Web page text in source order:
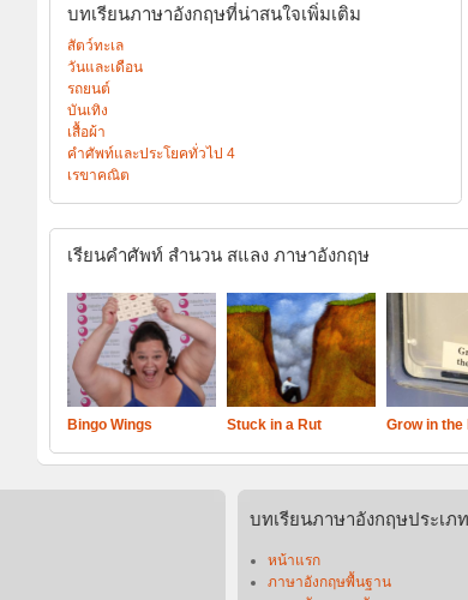
บทเรียนภาษาอังกฤษที่น่าสนใจเพิ่มเติม
สัตว์ทะเล
วันและเดือน
รถยนต์
บันเทิง
เสื้อผ้า
คำศัพท์และประโยคทั่วไป 4
เรขาคณิต
เรียนคำศัพท์ สำนวน สแลง ภาษาอังกฤษ
Bingo Wings Stuck in a Rut Grow in the
บทเรียนภาษาอังกฤษประเภ
หน้าแรก
ภาษาอังกฤษพื้นฐาน